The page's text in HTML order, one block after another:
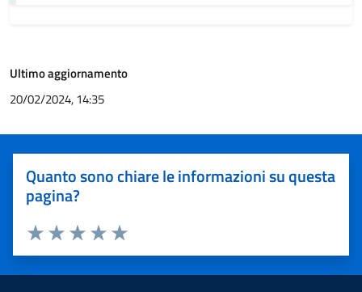
Ultimo aggiornamento
20/02/2024, 14:35
Quanto sono chiare le informazioni su questa
pagina?
Valuta 5 stelle su 5
Valuta 4 stelle su 5
Valuta 3 stelle su 5
Valuta 2 stelle su 5
Valuta 1 stelle su 5